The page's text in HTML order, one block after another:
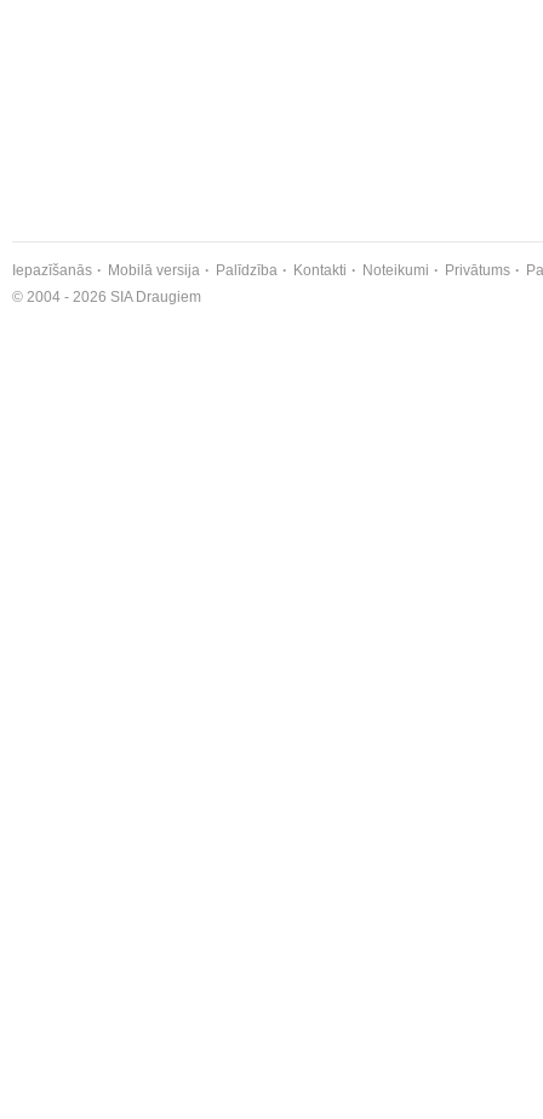
Iepazīšanās Mobilā versija Palīdzība Kontakti Noteikumi Privātums
© 2004 - 2026 SIA Draugiem